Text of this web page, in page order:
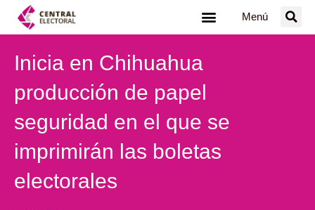
Menú
Inicia en Chihuahua
producción de papel
seguridad en el que se
imprimirán las boletas
electorales